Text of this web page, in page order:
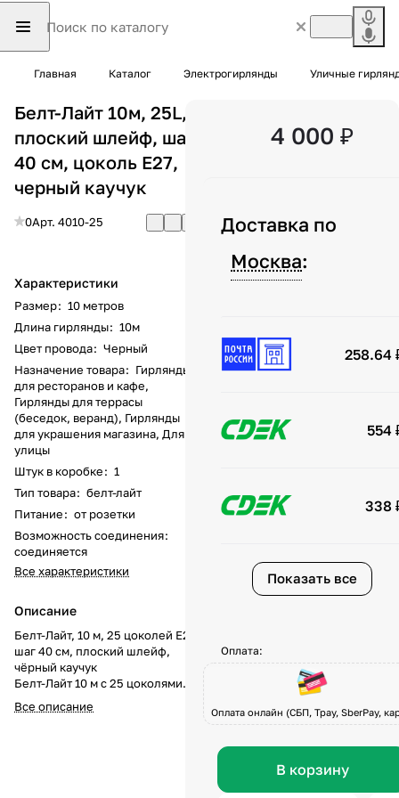
Главная Каталог Электрогирлянды Уличные
Белт-Лайт 10м, 25L,
плоский шлейф, шаг
40 см, цоколь E27,
черный каучук
0Арт. 4010-25
Характеристики
Размер: 10 метров
Длина гирлянды: 10м
Цвет провода: Черный
Назначение товара: Гирлянды
для ресторанов и кафе,
Гирлянды для террасы
(беседок, веранд), Гирлянды
для украшения магазина, Для
улицы
Штук в коробке: 1
Тип товара: белт-лайт
Питание: от розетки
Возможность соединения:
соединяется
Все характеристики
Описание
Белт-Лайт, 10 м, 25 цоколей E27,
шаг 40 см, плоский шлейф,
чёрный каучук
Белт-Лайт 10 м с 25 цоколями
E27 — это профессиональная
система уличного освещения
Все описание
4 000 ₽
Доставка по
Москва:
258.64
554
338
Показать все
Оплата:
Оплата онлайн (СБП, Tpay, SberPay,
В корзину